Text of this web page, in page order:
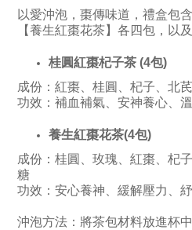
以愛沖泡，棗傳味道， 禮盒包
【養生紅棗花茶】各四包，以
桂圓紅棗杞子茶 (4包)
成份：紅棗、桂圓、杞子、北芪
功效：補血補氣、安神養心、
養生紅棗花茶(4包)
成份：桂圓、玫瑰、紅棗、杞
糖
功效：安心養神、緩解壓力、
沖泡方法：將茶包材料放進杯